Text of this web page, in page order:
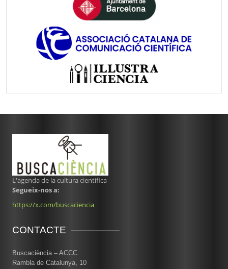
L'agenda de la cultura científica
Segueix-nos a:
https://x.com/buscaciencia
CONTACTE
Buscaciència – ACCC
Rambla de Catalunya, 10